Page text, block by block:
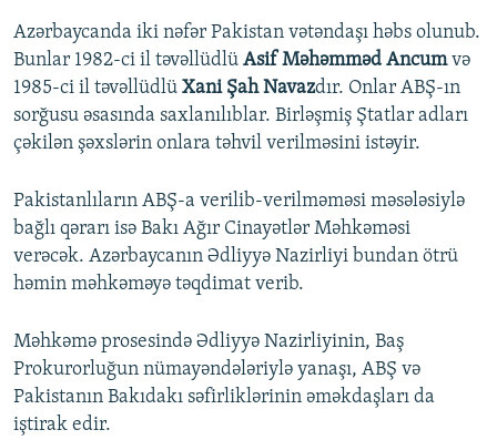
Azərbaycanda iki nəfər Pakistan vətəndaşı həbs olunub.
Bunlar 1982-ci il təvəllüdlü Asif Məhəmməd Ancumvə
1985-ci il təvəllüdlü Xani Şah Navazdır. Onlar ABŞ-ın
sorğusu əsasında saxlanılıblar. Birləşmiş Ştatlar adları
çəkilən şəxslərin onlara təhvil verilməsini istəyir.
Pakistanlıların ABŞ-a verilib-verilməməsi məsələsiylə
bağlı qərarı isə Bakı Ağır Cinayətlər Məhkəməsi
verəcək. Azərbaycanın Ədliyyə Nazirliyi bundan ötrü
həmin məhkəməyə təqdimat verib.
Məhkəmə prosesində Ədliyyə Nazirliyinin, Baş
Prokurorluğun nümayəndələriylə yanaşı, ABŞ və
Pakistanın Bakıdakı səfirliklərinin əməkdaşları da
iştirak edir.